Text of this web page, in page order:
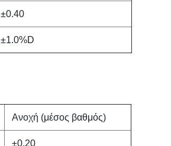
±0.40
±1.0%D
Ανοχή (μέσος βαθμός)
±0.20